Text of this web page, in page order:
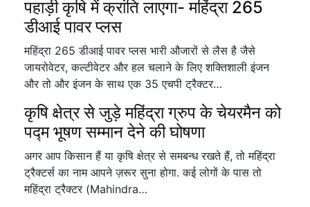
पहाड़ी कृषि में क्रांति लाएगा- महिंद्रा 265
डीआई पावर प्लस
महिंद्रा 265 डीआई पावर प्लस भारी औजारों से लैस है जैसे
जायरोवेटर, कल्टीवेटर और हल चलाने के लिए शक्तिशाली इंजन
और तो और इंजन के साथ एक 35 एचपी ट्रैक्टर…
कृषि क्षेत्र से जुड़े महिंद्रा ग्रुप के चेयरमैन को
पद्म भूषण सम्मान देने की घोषणा
अगर आप किसान हैं या कृषि क्षेत्र से समबन्ध रखते हैं, तो महिंद्रा
ट्रैक्टर्स का नाम आपने ज़रूर सुना होगा. कई लोगों के पास तो
महिंद्रा ट्रैक्टर (Mahindra…